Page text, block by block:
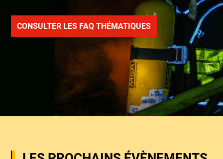
CONSULTER LES FAQ THÉMATIQUES